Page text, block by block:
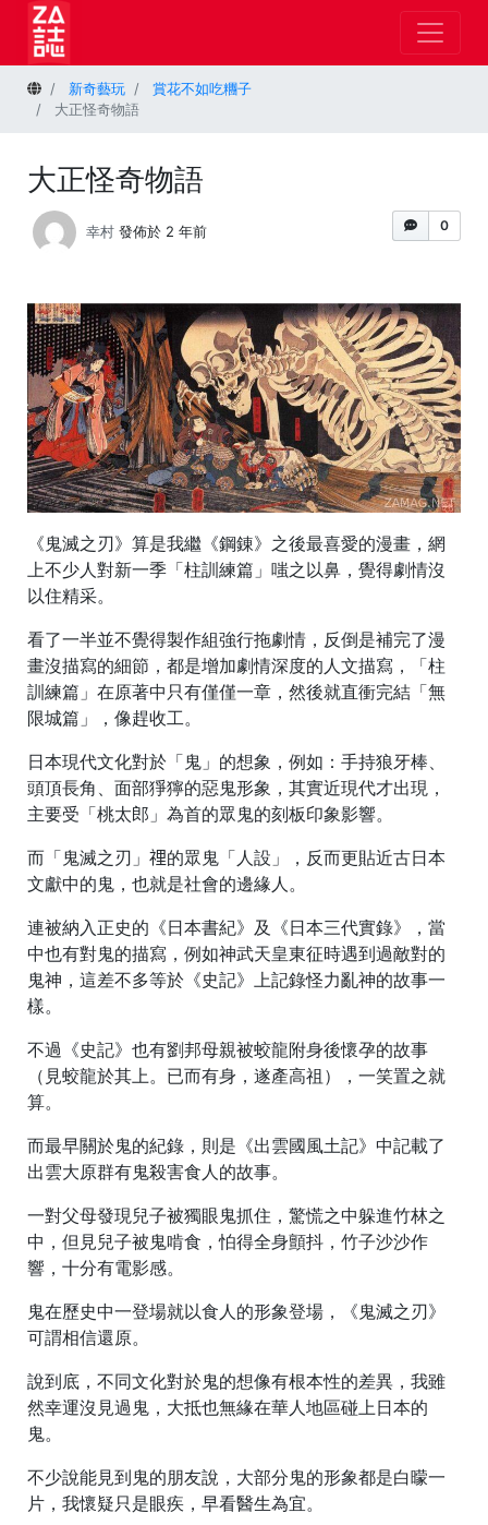
首頁 新奇藝玩
賞花不如吃糰子
大正怪奇物語
大正怪奇物語
0
幸村 發佈於 2 年前
《鬼滅之刃》算是我繼《鋼錬》之後最喜愛的漫畫，網
上不少人對新一季「柱訓練篇」嗤之以鼻，覺得劇情沒
以住精采。
看了一半並不覺得製作組強行拖劇情，反倒是補完了漫
畫沒描寫的細節，都是增加劇情深度的人文描寫，「柱
訓練篇」在原著中只有僅僅一章，然後就直衝完結「無
限城篇」，像趕收工。
日本現代文化對於「鬼」的想象，例如：手持狼牙棒、
頭頂長角、面部猙獰的惡鬼形象，其實近現代才出現，
主要受「桃太郎」為首的眾鬼的刻板印象影響。
而「鬼滅之刃」𥚃的眾鬼「人設」，反而更貼近古日本
文獻中的鬼，也就是社會的邊緣人。
連被納入正史的《日本書紀》及《日本三代實錄》，當
中也有對鬼的描寫，例如神武天皇東征時遇到過敵對的
鬼神，這差不多等於《史記》上記錄怪力亂神的故事一
樣。
不過《史記》也有劉邦母親被蛟龍附身後懷孕的故事
（見蛟龍於其上。已而有身，遂產高祖），一笑置之就
算。
而最早關於鬼的紀錄，則是《出雲國風土記》中記載了
出雲大原群有鬼殺害食人的故事。
一對父母發現兒子被獨眼鬼抓住，驚慌之中躲進竹林之
中，但見兒子被鬼啃食，怕得全身顫抖，竹子沙沙作
響，十分有電影感。
鬼在歷史中一登場就以食人的形象登場，《鬼滅之刃》
可謂相信還原。
說到底，不同文化對於鬼的想像有根本性的差異，我雖
然幸運沒見過鬼，大抵也無緣在華人地區碰上日本的
鬼。
不少說能見到鬼的朋友說，大部分鬼的形象都是白曚一
片，我懷疑只是眼疾，早看醫生為宜。